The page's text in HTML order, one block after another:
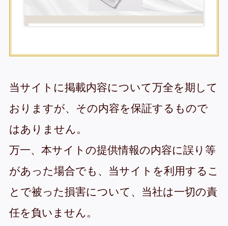
当サイトに掲載内容について万全を期して
おりますが、その内容を保証するもので
はありません。
万一、本サイトの提供情報の内容に誤り等
があった場合でも、当サイトを利用するこ
とで被った損害について、当社は一切の責
任を負いません。